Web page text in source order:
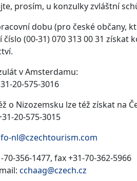
prosím, u konzulky zvláštní
dobu (pro české občany,
(00-31) 070 313 00 31 získat
v Amsterdamu:
20-575-3016
o Nizozemsku lze též získat na
20-575-3015
nl@czechtourism.com
356-1477, fax +31-70-362-5966
cchaag@czech.cz